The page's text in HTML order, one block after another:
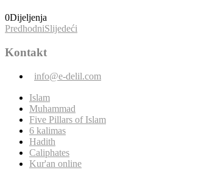
0Dijeljenja
PredhodniSlijedeći
Kontakt
info@e-delil.com
Islam
Muhammad
Five Pillars of Islam
6 kalimas
Hadith
Caliphates
Kur'an online